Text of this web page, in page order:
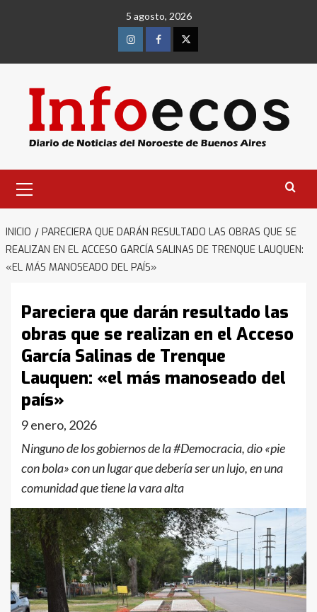
5 agosto, 2026
InstagramFacebookTwitter
primario
INICIO
PARECIERA QUE DARÁN RESULTADO LAS OBRAS QUE SE
REALIZAN EN EL ACCESO GARCÍA SALINAS DE TRENQUE LAUQUEN:
«EL MÁS MANOSEADO DEL PAÍS»
Pareciera que darán resultado las
obras que se realizan en el Acceso
García Salinas de Trenque
Lauquen: «el más manoseado del
país»
9 enero, 2026
Ninguno de los gobiernos de la #Democracia, dio «pie
con bola» con un lugar que debería ser un lujo, en una
comunidad que tiene la vara alta